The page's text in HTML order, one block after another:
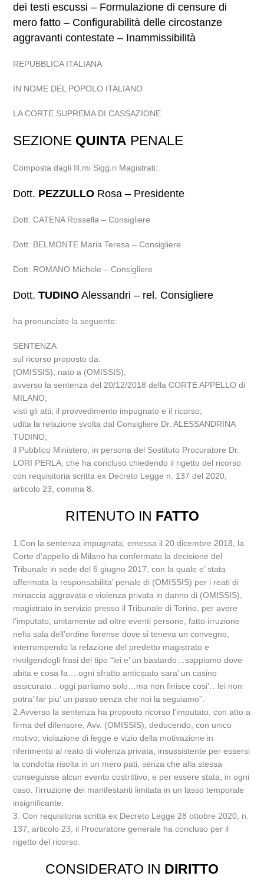
dei testi escussi – Formulazione di censure di
mero fatto – Configurabilità delle circostanze
aggravanti contestate – Inammissibilità
REPUBBLICA ITALIANA
IN NOME DEL POPOLO ITALIANO
LA CORTE SUPREMA DI CASSAZIONE
SEZIONE QUINTA PENALE
Composta dagli Ill.mi Sigg.ri Magistrati:
Dott. PEZZULLO Rosa – Presidente
Dott. CATENA Rossella – Consigliere
Dott. BELMONTE Maria Teresa – Consigliere
Dott. ROMANO Michele – Consigliere
Dott.TUDINO Alessandri – rel. Consigliere
ha pronunciato la seguente:
SENTENZA
sul ricorso proposto da:
(OMISSIS), nato a (OMISSIS);
avverso la sentenza del 20/12/2018 della CORTE APPELLO di
MILANO;
visti gli atti, il provvedimento impugnato e il ricorso;
udita la relazione svolta dal Consigliere Dr. ALESSANDRINA
TUDINO;
il Pubblico Ministero, in persona del Sostituto Procuratore Dr.
LORI PERLA, che ha concluso chiedendo il rigetto del ricorso
con requisitoria scritta ex Decreto Legge n. 137 del 2020,
articolo 23, comma 8.
RITENUTO IN FATTO
1.Con la sentenza impugnata, emessa il 20 dicembre 2018, la
Corte d’appello di Milano ha confermato la decisione del
Tribunale in sede del 6 giugno 2017, con la quale e’ stata
affermata la responsabilita’ penale di (OMISSIS) per i reati di
minaccia aggravata e violenza privata in danno di (OMISSIS),
magistrato in servizio presso il Tribunale di Torino, per avere
l’imputato, unitamente ad oltre eventi persone, fatto irruzione
nella sala dell’ordine forense dove si teneva un convegno,
interrompendo la relazione del predetto magistrato e
rivolgendogli frasi del tipo “lei e’ un bastardo…sappiamo dove
abita e cosa fa….ogni sfratto anticipato sara’ un casino
assicurato…oggi parliamo solo…ma non finisce cosi’…lei non
potra’ far piu’ un passo senza che noi la seguiamo”.
2.Avverso la sentenza ha proposto ricorso l’imputato, con atto a
firma del difensore, Avv. (OMISSIS), deducendo, con unico
motivo, violazione di legge e vizio della motivazione in
riferimento al reato di violenza privata, insussistente per essersi
la condotta risolta in un mero pati, senza che alla stessa
conseguisse alcun evento costrittivo, e per essere stata, in ogni
caso, l’irruzione dei manifestanti limitata in un lasso temporale
insignificante.
3. Con requisitoria scritta ex Decreto Legge 28 ottobre 2020, n.
137, articolo 23, il Procuratore generale ha concluso per il
rigetto del ricorso.
CONSIDERATO IN DIRITTO